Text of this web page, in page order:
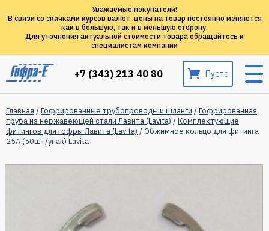
Уважаемые покупатели!
В связи со скачками курсов валют, цены на товар постоянно меняются
как в большую, так и в меньшую сторону.
Для уточнения актуальной стоимости товара обращайтесь к
специалистам компании
+7 (343) 213 40 80 Пусто
Главная /Гофрированные трубопроводы и шланги /Гофрированная
труба из нержавеющей стали Лавита (Lavita) /Комплектующие
фитингов для гофры Лавита (Lavita) / Обжимное кольцо для фитинга
25A (50шт/упак) Lavita